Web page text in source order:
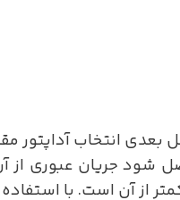
بعدی انتخاب آداپتور
شود جریان عبوری